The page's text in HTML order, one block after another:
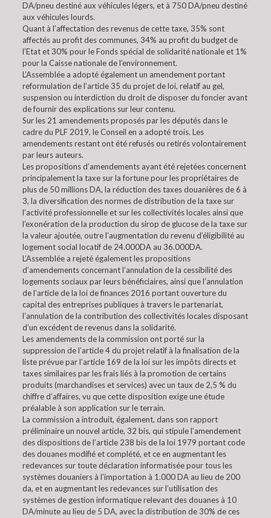
DA/pneu destiné aux véhicules légers, et à 750 DA/pneu destiné
aux véhicules lourds.
Quant à l’affectation des revenus de cette taxe, 35% sont
affectés au profit des communes, 34% au profit du budget de
l’Etat et 30% pour le Fonds spécial de solidarité nationale et 1%
pour la Caisse nationale de l’environnement.
L’Assemblée a adopté également un amendement portant
reformulation de l’article 35 du projet de loi, relatif au gel,
suspension ou interdiction du droit de disposer du foncier avant
de fournir des explications sur leur contenu.
Sur les 21 amendements proposés par les députés dans le
cadre du PLF 2019, le Conseil en a adopté trois. Les
amendements restant ont été refusés ou retirés volontairement
par leurs auteurs.
Les propositions d’amendements ayant été rejetées concernent
principalement la taxe sur la fortune pour les propriétaires de
plus de 50 millions DA, la réduction des taxes douanières de 6 à
3, la diversification des normes de distribution de la taxe sur
l’activité professionnelle et sur les collectivités locales ainsi que
l’exonération de la production du sirop de glucose de la taxe sur
la valeur ajoutée, outre l’augmentation du revenu d’éligibilité au
logement social locatif de 24.000DA au 36.000DA.
L’Assemblée a rejeté également les propositions
d’amendements concernant l’annulation de la cessibilité des
logements sociaux par leurs bénéficiaires, ainsi que l’annulation
de l’article de la loi de finances 2016 portant ouverture du
capital des entreprises publiques à travers le partenariat,
l’annulation de la contribution des collectivités locales disposant
d’un excédent de revenus dans la solidarité.
Les amendements de la commission ont porté sur la
suppression de l’article 4 du projet relatif à la finalisation de la
liste prévue par l’article 169 de la loi sur les impôts directs et
taxes similaires par les frais liés à la promotion de certains
produits (marchandises et services) avec un taux de 2,5 % du
chiffre d’affaires, vu que cette disposition exige une étude
préalable à son application sur le terrain.
La commission a introduit, également, dans son rapport
préliminaire un nouvel article, 32 bis, qui stipule l’amendement
des dispositions de l’article 238 bis de la loi 1979 portant code
des douanes modifié et complété, et ce en augmentant les
redevances sur toute déclaration informatisée pour tous les
systèmes douaniers à l’importation à 1.000 DA au lieu de 200
da, et en augmentant les redevances sur l’utilisation des
systèmes de gestion informatique relevant des douanes à 10
DA/minute au lieu de 5 DA, avec la distribution de 30% de ces